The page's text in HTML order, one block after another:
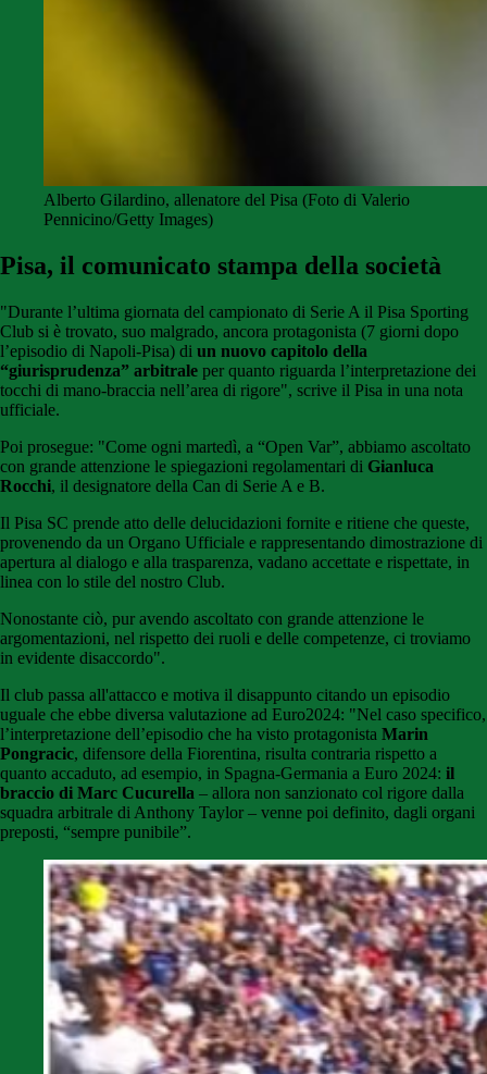
Alberto Gilardino, allenatore del Pisa (Foto di Valerio
Pennicino/Getty Images)
Pisa, il comunicato stampa della società
"Durante l’ultima giornata del campionato di Serie A il Pisa Sporting
Club si è trovato, suo malgrado, ancora protagonista (7 giorni dopo
l’episodio di Napoli-Pisa) di un nuovo capitolo della
“giurisprudenza” arbitrale per quanto riguarda l’interpretazione dei
tocchi di mano-braccia nell’area di rigore", scrive il Pisa in una nota
ufficiale.
Poi prosegue: "Come ogni martedì, a “Open Var”, abbiamo ascoltato
con grande attenzione le spiegazioni regolamentari di Gianluca
Rocchi, il designatore della Can di Serie A e B.
Il Pisa SC prende atto delle delucidazioni fornite e ritiene che queste,
provenendo da un Organo Ufficiale e rappresentando dimostrazione di
apertura al dialogo e alla trasparenza, vadano accettate e rispettate, in
linea con lo stile del nostro Club.
Nonostante ciò, pur avendo ascoltato con grande attenzione le
argomentazioni, nel rispetto dei ruoli e delle competenze, ci troviamo
in evidente disaccordo".
Il club passa all'attacco e motiva il disappunto citando un episodio
uguale che ebbe diversa valutazione ad Euro2024: "Nel caso specifico,
l’interpretazione dell’episodio che ha visto protagonista Marin
Pongracic, difensore della Fiorentina, risulta contraria rispetto a
quanto accaduto, ad esempio, in Spagna-Germania a Euro 2024: il
braccio di Marc Cucurella – allora non sanzionato col rigore dalla
squadra arbitrale di Anthony Taylor – venne poi definito, dagli organi
preposti, “sempre punibile”.